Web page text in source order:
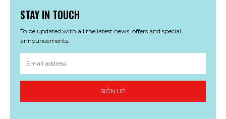
STAY IN TOUCH
To be updated with all the latest news, offers and special
announcements.
SIGN UP